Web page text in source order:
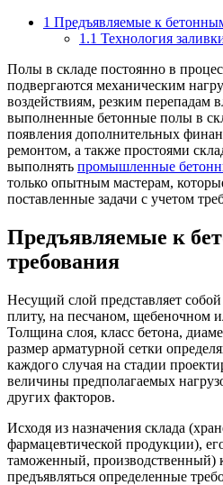
1 Предъявляемые к
1.1 Технология
Полы в складе постоянно в
подвергаются механическим
воздействиям, резким перепадам
выполненные бетонные полы в
появления дополнительных
ремонтом, а также простоями
выполнять промышленные
только опытным мастерам,
поставленные задачи с учетом
Предъявляемые к
требования
Несущий слой представляет
плиту, на песчаном, щебеночном
Толщина слоя, класс бетона,
размер арматурной сетки
каждого случая на стадии
величины предполагаемых
других факторов.
Исходя из назначения склада
фармацевтической продукции),
таможенный, производственный)
предъявляться определенные